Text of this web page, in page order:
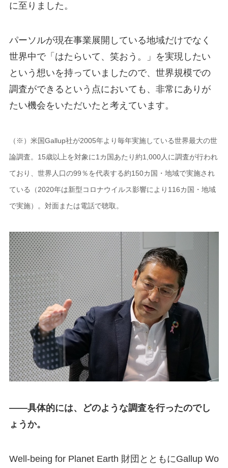
に至りました。
パーソルが現在事業展開している地域だけでなく
世界中で「はたらいて、笑おう。」を実現したい
という想いを持っていましたので、世界規模での
調査ができるという点においても、非常にありが
たい機会をいただいたと考えています。
（※）米国Gallup社が2005年より毎年実施している世界最大の世
論調査。15歳以上を対象に1カ国あたり約1,000人に調査が行われ
ており、世界人口の99％を代表する約150カ国・地域で実施され
ている（2020年は新型コロナウイルス影響により116カ国・地域
で実施）。対面または電話で聴取。
――具体的には、どのような調査を行ったのでし
ょうか。
Well-being for Planet Earth 財団とともにGallup Wo